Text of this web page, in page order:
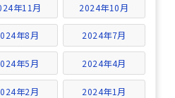
年11月 2024年10月
年8月 2024年7月
年5月 2024年4月
年2月 2024年1月